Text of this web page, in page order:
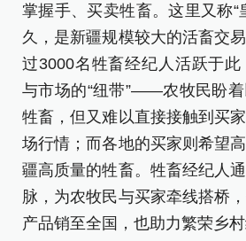
掌握手、买卖牲畜。这里又称“
久，是新疆规模较大的活畜交
过3000名牲畜经纪人活跃于
与市场的“纽带”——农牧民盼
牲畜，但又难以直接接触到买
场行情；而各地的买家则希望
疆高质量的牲畜。牲畜经纪人
脉，为农牧民与买家牵线搭桥
产品销至全国，也助力繁荣乡村